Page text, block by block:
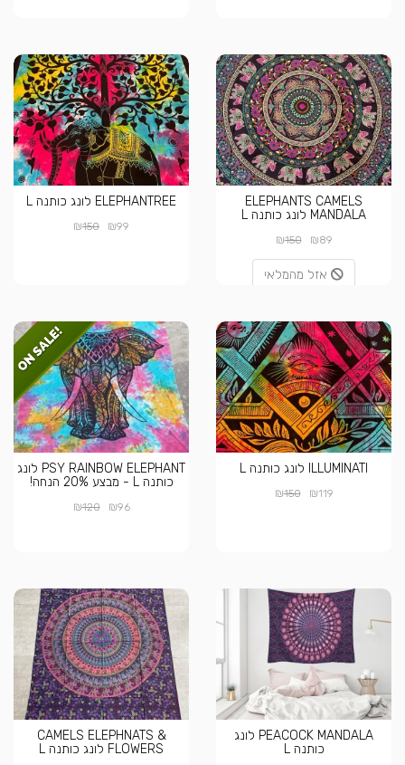
ELEPHANTS CAMELS
MANDALA לונג כותנה L
₪89
₪150
אזל מהמלאי
ELEPHANTREE לונג כותנה L
₪99
₪150
ILLUMINATI לונג כותנה L
₪119
₪150
PSY RAINBOW ELEPHANT לונג
כותנה L - מבצע 20% הנחה!
₪96
₪120
PEACOCK MANDALA לונג
כותנה L
CAMELS ELEPHNATS &
FLOWERS לונג כותנה L